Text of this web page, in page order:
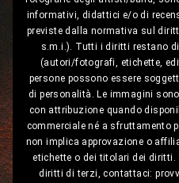
informativi, didattici e/o di
previste dalla normativa sul
s.m.i.). Tutti i diritti restano
(autori/fotografi, etichette,
persone possono essere
di personalità. Le immagini
con attribuzione quando
commerciale né a sfruttamento
non implica approvazione o
etichette o dei titolari dei diritti.
diritti di terzi, contattaci: